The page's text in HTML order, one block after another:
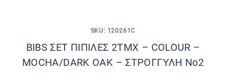
SKU: 120261C
BIBS ΣΕΤ ΠΙΠΙΛΕΣ 2ΤΜΧ – COLOUR –
MOCHA/DARK OAK – ΣΤΡΟΓΓΥΛΗ No2